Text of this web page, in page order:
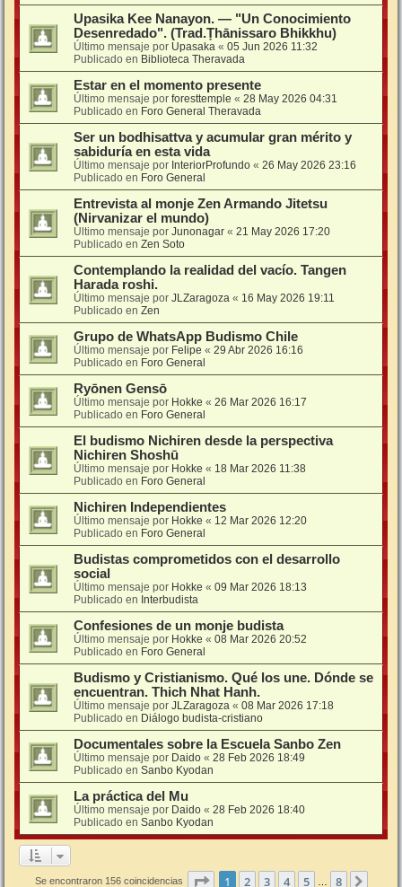
Upasika Kee Nanayon. — "Un Conocimiento
Desenredado". (Trad.Ṭhānissaro Bhikkhu)
Último mensaje por Upasaka « 05 Jun 2026 11:32
Publicado en Biblioteca Theravada
Estar en el momento presente
Último mensaje por foresttemple « 28 May 2026 04:31
Publicado en Foro General Theravada
Ser un bodhisattva y acumular gran mérito y
sabiduría en esta vida
Último mensaje por InteriorProfundo « 26 May 2026 23:16
Publicado en Foro General
Entrevista al monje Zen Armando Jitetsu
(Nirvanizar el mundo)
Último mensaje por Junonagar « 21 May 2026 17:20
Publicado en Zen Soto
Contemplando la realidad del vacío. Tangen
Harada roshi.
Último mensaje por JLZaragoza « 16 May 2026 19:11
Publicado en Zen
Grupo de WhatsApp Budismo Chile
Último mensaje por Felipe « 29 Abr 2026 16:16
Publicado en Foro General
Ryōnen Gensō
Último mensaje por Hokke « 26 Mar 2026 16:17
Publicado en Foro General
El budismo Nichiren desde la perspectiva
Nichiren Shoshū
Último mensaje por Hokke « 18 Mar 2026 11:38
Publicado en Foro General
Nichiren Independientes
Último mensaje por Hokke « 12 Mar 2026 12:20
Publicado en Foro General
Budistas comprometidos con el desarrollo
social
Último mensaje por Hokke « 09 Mar 2026 18:13
Publicado en Interbudista
Confesiones de un monje budista
Último mensaje por Hokke « 08 Mar 2026 20:52
Publicado en Foro General
Budismo y Cristianismo. Qué los une. Dónde se
encuentran. Thich Nhat Hanh.
Último mensaje por JLZaragoza « 08 Mar 2026 17:18
Publicado en Diálogo budista-cristiano
Documentales sobre la Escuela Sanbo Zen
Último mensaje por Daido « 28 Feb 2026 18:49
Publicado en Sanbo Kyodan
La práctica del Mu
Último mensaje por Daido « 28 Feb 2026 18:40
Publicado en Sanbo Kyodan
Se encontraron 156 coincidencias Página de
1 2 3 4 5 8